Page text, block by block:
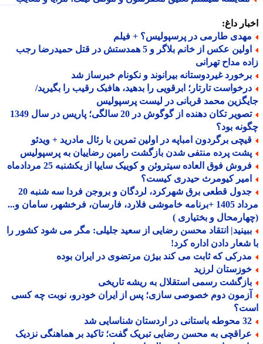
داغ:
طارمی در پرسپولیس؟ + فیلم
اولین عکس از خانم بلاگر و 5 همدستش در قتل حمیدرضا رجب
مداح تهرانی
غیردوستانه بیرانوند و نکونام خبرساز شد
تارتار؛ ابرقویی را بدهید، هافبک رقیب را بگیرید/
محمد قربانی در لیست پرسپولیس
تصویر تکان دهنده از گوگوش در 20 سالگی؛ پاریس در سال 1349
بود؟
برگردون امباپه در اولین تمرین با رئال مادرید + ویدئو
پرده منتفی شدن بازگشت رامین رضاییان به پرسپولیس
فوق العاده سیتروئن و کوییک سایپا از یکشنبه 25 مردادماه
کیومرث حیدری کیست؟
جدول قطعی برق شهرکرد، لردگان و بروجن فردا سه شنبه 20
مرداد 1405 +برنامه خاموشی فلارد، فارسان، فرخشهر، سامان و...
و بختیاری )
انتقاد محسن رضایی از سعید جلیلی: مگر می شود کشور را
دادن اداره کرد!
که ثابت می کند بیژن مرتضوی در ایران بوده
لرزید
رسمی استقلال به ریشه تاریخی
دوم خصوصی سازی؛ پس از ایران خودرو، نوبت چه کسی
اردستان شناسایی شد
به محسن رضایی تبریک گفت؛ تاکید بر هماهنگی نزدیک